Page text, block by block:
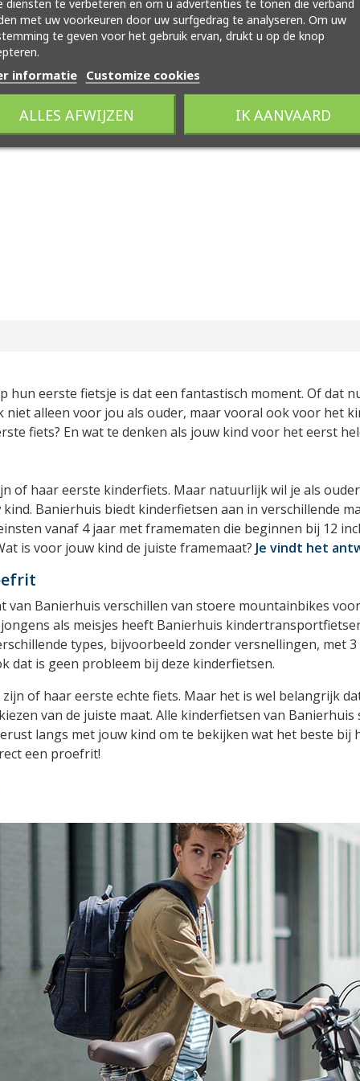
hun eerste fietsje is dat een fantastisch moment. Of dat
alleen voor jou als ouder, maar vooral ook voor het
fiets? En wat te denken als jouw kind voor het eerst
of haar eerste kinderfiets. Maar natuurlijk wil je als
Banierhuis biedt kinderfietsen aan in verschillende
vanaf 4 jaar met framematen die beginnen bij 12
is voor jouw kind de juiste framemaat? Je vindt het
van Banierhuis verschillen van stoere mountainbikes
als meisjes heeft Banierhuis
types, bijvoorbeeld zonder versnellingen, met
dat is geen probleem bij deze kinderfietsen.
of haar eerste echte fiets. Maar het is wel belangrijk
van de juiste maat. Alle kinderfietsen van
langs met jouw kind om te bekijken wat het beste bij
een proefrit!
met uw voorkeuren door uw surfgedrag te analyseren. Om uw
te geven voor het gebruik ervan, drukt u op de knop
informatie Customize cookies
ALLES AFWIJZEN IK AANVAARD